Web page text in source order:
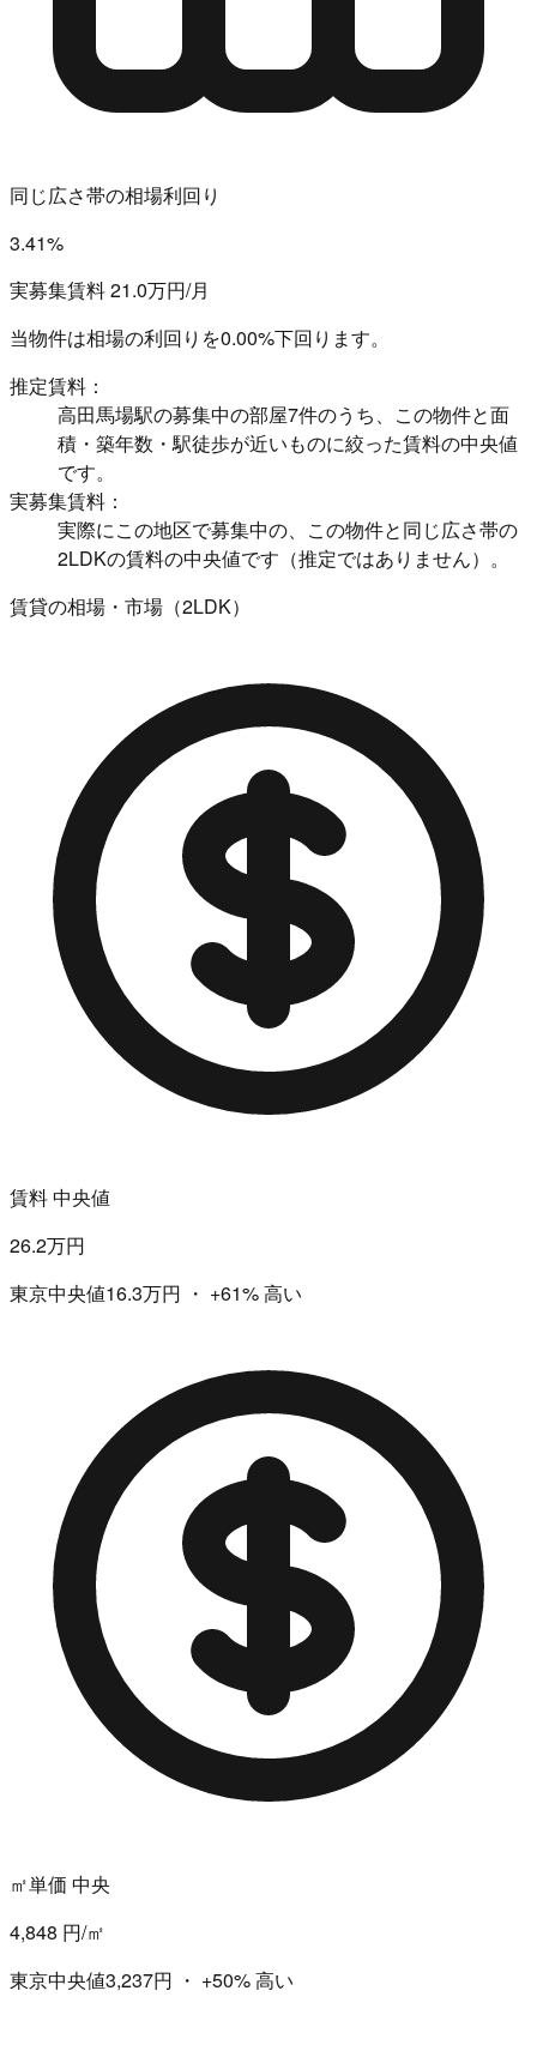
同じ広さ帯の相場利回り
3.41%
実募集賃料 21.0万円/月
当物件は相場の利回りを0.00%下回ります。
推定賃料：
高田馬場駅の募集中の部屋7件のうち、この物件と面
積・築年数・駅徒歩が近いものに絞った賃料の中央値
です。
実募集賃料：
実際にこの地区で募集中の、この物件と同じ広さ帯の
2LDKの賃料の中央値です（推定ではありません）。
賃貸の相場・市場（2LDK）
賃料 中央値
26.2万円
東京中央値16.3万円 ・ +61%高い
㎡単価 中央
4,848 円/㎡
東京中央値3,237円 ・ +50%高い